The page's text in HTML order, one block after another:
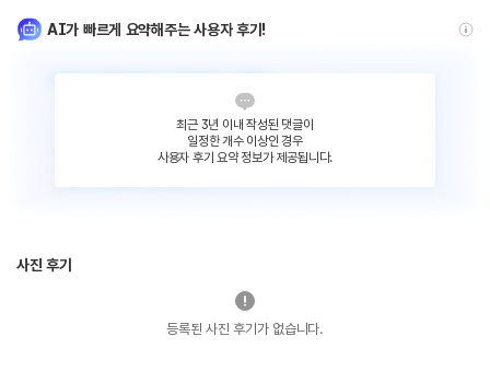
AI가 빠르게 요약해주는 사용자 후기!
최근 3년 이내 작성된 댓글이
일정한 개수 이상인 경우
사용자 후기 요약 정보가 제공됩니다.
사진 후기
등록된 사진 후기가 없습니다.